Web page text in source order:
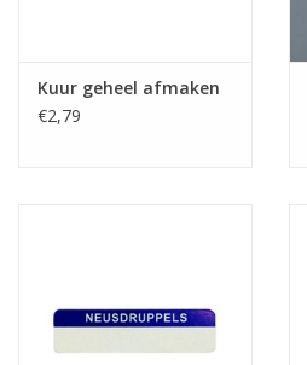
Kuur geheel afmaken
€2,79